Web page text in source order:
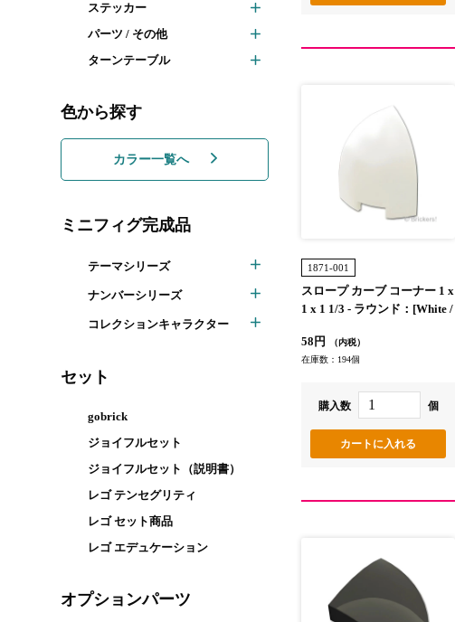
ステッカー
パーツ / その他
ターンテーブル
色から探す
カラー一覧へ
ミニフィグ完成品
テーマシリーズ
ナンバーシリーズ
コレクションキャラクター
セット
gobrick
ジョイフルセット
ジョイフルセット（説明書）
レゴ テンセグリティ
レゴ セット商品
レゴ エデュケーション
オプションパーツ
1871-001
スロープ カーブ コーナー 1 x
1 x 1 1/3 - ラウンド：[White /
58円
（内税）
在庫数：194個
購入数 個